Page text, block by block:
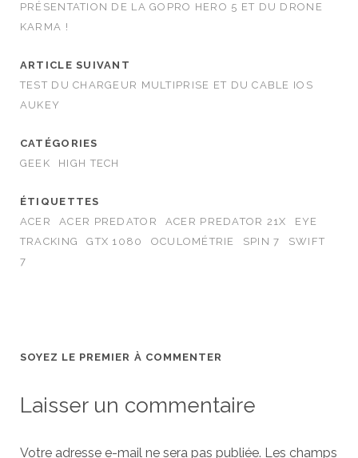
PRÉSENTATION DE LA GOPRO HERO 5 ET DU DRONE
KARMA !
ARTICLE SUIVANT
TEST DU CHARGEUR MULTIPRISE ET DU CABLE IOS
AUKEY
CATÉGORIES
GEEK
HIGH TECH
ÉTIQUETTES
ACER
ACER PREDATOR ACER PREDATOR 21X
EYE
TRACKING
GTX 1080 OCULOMÉTRIE SPIN 7
SWIFT
7
SOYEZ LE PREMIER À COMMENTER
Laisser un commentaire
Votre adresse e-mail ne sera pas publiée. Les champs